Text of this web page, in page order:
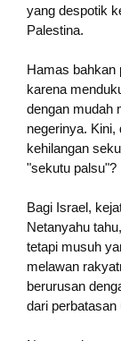
yang despotik
Palestina.
Hamas bahkan
karena
dengan mudah
negerinya. Kini,
kehilangan
"sekutu palsu"?
Bagi Israel,
Netanyahu
tetapi musuh
melawan
berurusan
dari perbatasan